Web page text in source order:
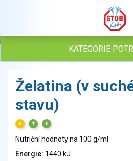
KATEGORIE
Vejce
Mléko
Mléčné výrobky
Sýry
Veganské a vegetariánské výrobky
Tuky
Želatina (v
stavu)
H T S
Nutriční hodnoty na 100 g/ml
Energie: 1440 kJ